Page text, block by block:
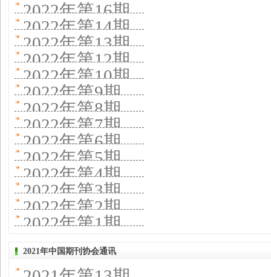
2022年第16期
2022年第14期
2022年第13期
2022年第12期
2022年第10期
2022年第9期
2022年第8期
2022年第7期
2022年第6期
2022年第5期
2022年第4期
2022年第3期
2022年第2期
2022年第1期
2021年中国期刊协会通讯